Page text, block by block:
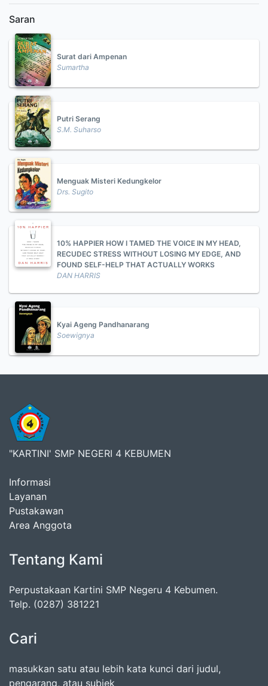
Saran
Surat dari Ampenan
Sumartha
Putri Serang
S.M. Suharso
Menguak Misteri Kedungkelor
Drs. Sugito
10% HAPPIER HOW I TAMED THE VOICE IN MY HEAD,
RECUDEC STRESS WITHOUT LOSING MY EDGE, AND
FOUND SELF-HELP THAT ACTUALLY WORKS
DAN HARRIS
Kyai Ageng Pandhanarang
Soewignya
"KARTINI' SMP NEGERI 4 KEBUMEN
Informasi
Layanan
Pustakawan
Area Anggota
Tentang Kami
Perpustakaan Kartini SMP Negeru 4 Kebumen.
Telp. (0287) 381221
Cari
masukkan satu atau lebih kata kunci dari judul,
pengarang, atau subjek